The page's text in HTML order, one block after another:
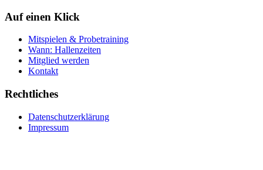
Auf einen Klick
Mitspielen & Probetraining
Wann: Hallenzeiten
Mitglied werden
Kontakt
Rechtliches
Datenschutzerklärung
Impressum